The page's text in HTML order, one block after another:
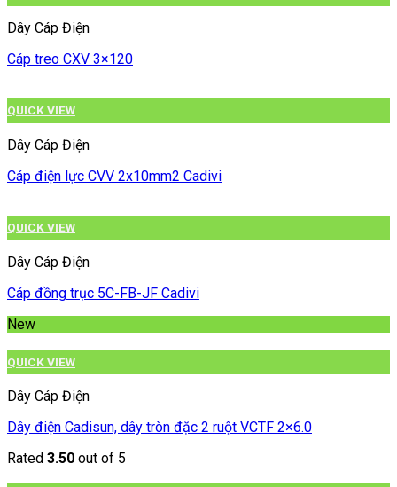
Dây Cáp Điện
Cáp treo CXV 3×120
QUICK VIEW
Dây Cáp Điện
Cáp điện lực CVV 2x10mm2 Cadivi
QUICK VIEW
Dây Cáp Điện
Cáp đồng trục 5C-FB-JF Cadivi
New
QUICK VIEW
Dây Cáp Điện
Dây điện Cadisun, dây tròn đặc 2 ruột VCTF 2×6.0
Rated 3.50 out of 5